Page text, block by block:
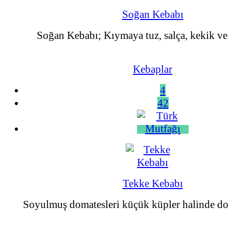
Soğan Kebabı
Soğan Kebabı; Kıymaya tuz, salça, kekik
Kebaplar
4
42
Tekke Kebabı
Soyulmuş domatesleri küçük küpler halinde